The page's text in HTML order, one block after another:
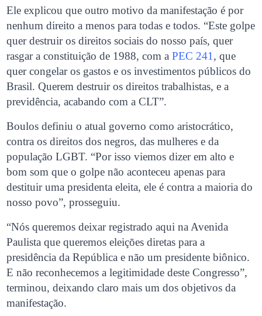
Ele explicou que outro motivo da manifestação é por
nenhum direito a menos para todas e todos. “Este golpe
quer destruir os direitos sociais do nosso país, quer
rasgar a constituição de 1988, com aPEC 241, que
quer congelar os gastos e os investimentos públicos do
Brasil. Querem destruir os direitos trabalhistas, e a
previdência, acabando com a CLT”.
Boulos definiu o atual governo como aristocrático,
contra os direitos dos negros, das mulheres e da
população LGBT. “Por isso viemos dizer em alto e
bom som que o golpe não aconteceu apenas para
destituir uma presidenta eleita, ele é contra a maioria do
nosso povo”, prosseguiu.
“Nós queremos deixar registrado aqui na Avenida
Paulista que queremos eleições diretas para a
presidência da República e não um presidente biônico.
E não reconhecemos a legitimidade deste Congresso”,
terminou, deixando claro mais um dos objetivos da
manifestação.